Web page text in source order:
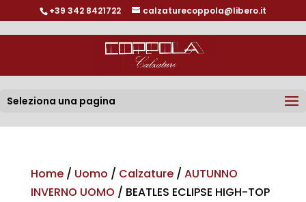
+39 342 8421722 calzaturecoppola@libero.it
Seleziona una pagina
Home/ Uomo / Calzature/ AUTUNNO
INVERNO UOMO / BEATLES ECLIPSE HIGH-TOP